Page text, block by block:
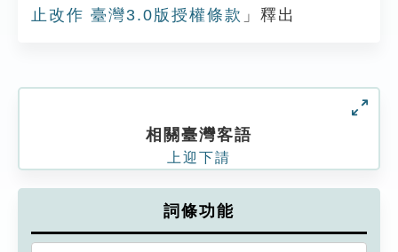
止改作 臺灣3.0版授權條款 」釋出
相關臺灣客語
上迎下請
詞條功能